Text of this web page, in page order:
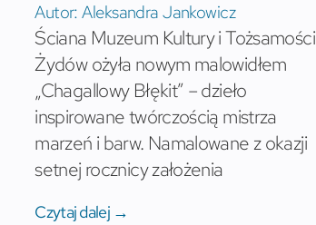
Autor: Aleksandra Jankowicz
Ściana Muzeum Kultury i Tożsamości
Żydów ożyła nowym malowidłem
„Chagallowy Błękit” – dzieło
inspirowane twórczością mistrza
marzeń i barw. Namalowane z okazji
setnej rocznicy założenia
Czytaj dalej →